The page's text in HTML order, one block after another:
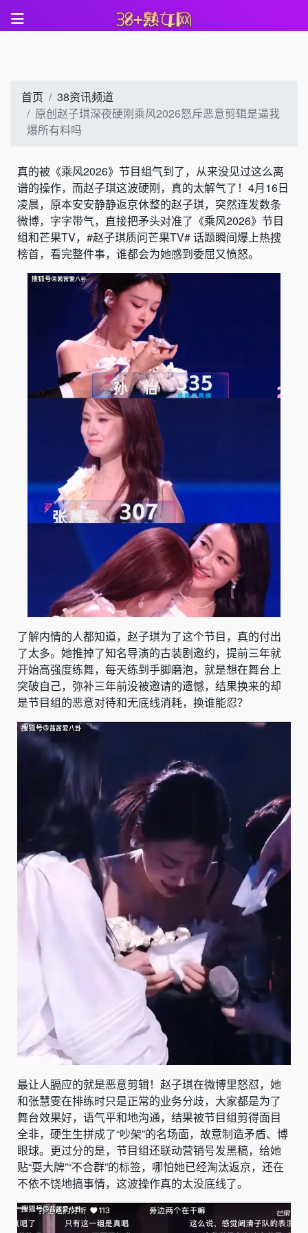
首页
38资讯频道
原创赵子琪深夜硬刚乘风2026怒斥恶意剪辑是逼我
爆所有料吗
真的被《乘风2026》节目组气到了，从来没见过这么离
谱的操作，而赵子琪这波硬刚，真的太解气了！4月16日
凌晨，原本安安静静返京休整的赵子琪，突然连发数条
微博，字字带气，直接把矛头对准了《乘风2026》节目
组和芒果TV，#赵子琪质问芒果TV# 话题瞬间爆上热搜
榜首，看完整件事，谁都会为她感到委屈又愤怒。
了解内情的人都知道，赵子琪为了这个节目，真的付出
了太多。她推掉了知名导演的古装剧邀约，提前三年就
开始高强度练舞，每天练到手脚磨泡，就是想在舞台上
突破自己，弥补三年前没被邀请的遗憾，结果换来的却
是节目组的恶意对待和无底线消耗，换谁能忍？
最让人膈应的就是恶意剪辑！赵子琪在微博里怒怼，她
和张慧雯在排练时只是正常的业务分歧，大家都是为了
舞台效果好，语气平和地沟通，结果被节目组剪得面目
全非，硬生生拼成了“吵架”的名场面，故意制造矛盾、博
眼球。更过分的是，节目组还联动营销号发黑稿，给她
贴“耍大牌”“不合群”的标签，哪怕她已经淘汰返京，还在
不依不饶地搞事情，这波操作真的太没底线了。